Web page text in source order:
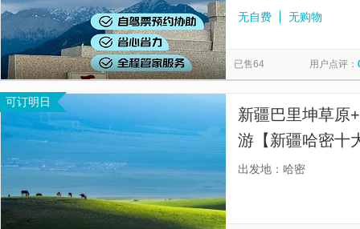
无自费
无购物
已售64 用户点评：
可订明日
新疆巴里坤草原
游【新疆哈密
原】
出发地：哈密